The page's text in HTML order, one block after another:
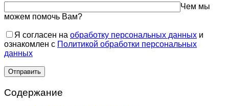
Чем мы
можем помочь Вам?
Я согласен на обработку персональных данных и
ознакомлен с Политикой обработки персональных
данных
Содержание